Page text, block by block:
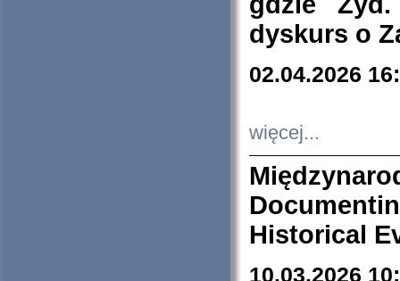
dyskurs o
02.04.2026
więcej...
Historical
10.03.2026